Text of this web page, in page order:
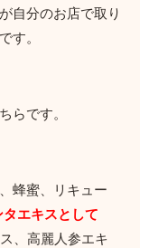
自分のお店で取り
す。
らです。
蜂蜜、リキュー
エキスとして
、高麗人参エキ